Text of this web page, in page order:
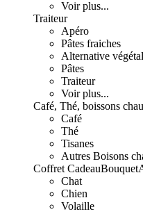
Voir plus...
Traiteur
Apéro
Pâtes fraiches
Alternative
Pâtes
Traiteur
Voir plus...
Café, Thé, boissons
Café
Thé
Tisanes
Autres Boisons
Coffret CadeauBouquet
Chat
Chien
Volaille